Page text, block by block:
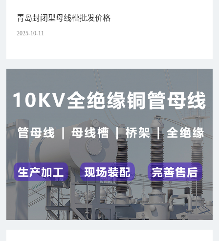
青岛封闭型母线槽批发价格
2025-10-11